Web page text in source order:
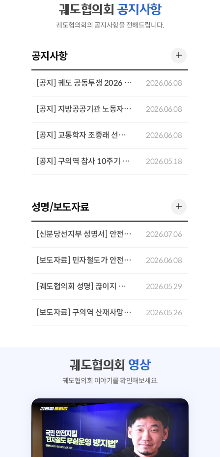
궤도협의회 공지사항
궤도협의회의 공지사항을 전해드립니다.
공지사항
[공지] 궤도 공동투쟁 2026 기념행사 개최 2026.06.08
[공지] 지방공공기관 노동자 공동투쟁 결의대회 개최 2026.06.08
[공지] 교통학자 조중래 선생 4주기 추념 좌담회 개최 2026.06.08
[공지] 구의역 참사 10주기 추모기간 주요 일정 2026.05.18
성명/보도자료
[신분당선지부 성명서] 안전과 전문성을 희생시키는 「UTO 고도화를 위한 운영인력 재설계 방안」을 반대한다 2026.07.06
[보도자료] 민자철도가 안전을 위협한다: GTX-A 삼성역 철근 누락 사태로 본 민자철도 안전문제 기자회견 2026.06.08
[궤도협의회 성명] 끊이지 않는 서울시의 참사,'안전 불감증'이 부른 서소문 고가 붕괴사고를 규탄한다! 2026.05.29
[보도자료] 구의역 산재사망 참사 10주기 추모문화제 및 서울시장후보 생명안전시민약속식 2026.05.26
궤도협의회 영상
궤도협의회 이야기를 확인해보세요.